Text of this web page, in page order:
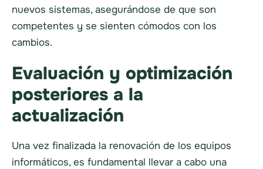
nuevos sistemas, asegurándose de que son
competentes y se sienten cómodos con los
cambios.
Evaluación y optimización
posteriores a la
actualización
Una vez finalizada la renovación de los equipos
informáticos, es fundamental llevar a cabo una